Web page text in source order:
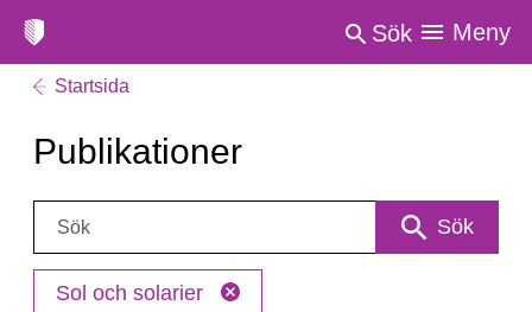
Sök Meny
Startsida
Publikationer
Sök: Sök
Sol och solarier